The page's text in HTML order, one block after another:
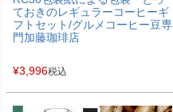
ておきのレギュラーコーヒーギ
フトセット/グルメコーヒー豆専
門加藤珈琲店
¥3,996税込